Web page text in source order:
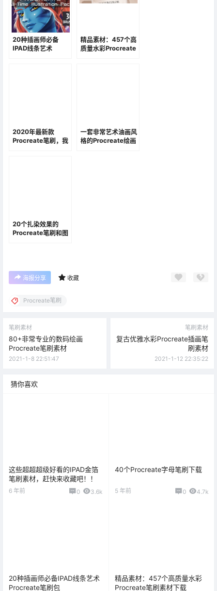
20种插画师必备
IPAD线条艺术
精品素材：457个高
质量水彩Procreate
2020年最新款
Procreate笔刷，我
一套非常艺术油画风
格的Procreate绘画
20个扎染效果的
Procreate笔刷和图
海报分享 收藏
Procreate笔刷
笔刷素材
80+非常专业的数码绘画
Procreate笔刷素材
2021-1-8 22:51:47
笔刷素材
复古优雅水彩Procreate插画笔
刷素材
2021-1-12 22:35:22
猜你喜欢
这些超超超级好看的IPAD金箔
笔刷素材，赶快来收藏吧！！
6 年前 0 3.6k
40个Procreate字母笔刷下载
5 年前 0 4.7k
20种插画师必备IPAD线条艺术
Procreate笔刷包
精品素材：457个高质量水彩
Procreate笔刷素材下载